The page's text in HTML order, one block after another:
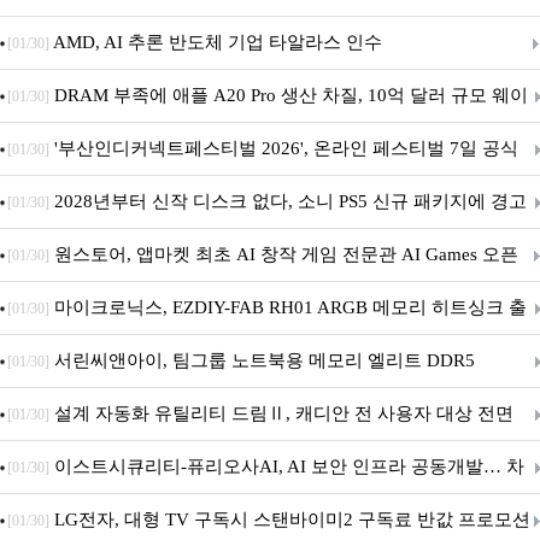
[01/30] AMD, AI 추론 반도체 기업 타알라스 인수
[01/30] DRAM 부족에 애플 A20 Pro 생산 차질, 10억 달러 규모 웨이
퍼 대기
[01/30] '부산인디커넥트페스티벌 2026', 온라인 페스티벌 7일 공식
개막... 22일간 진행
[01/30] 2028년부터 신작 디스크 없다, 소니 PS5 신규 패키지에 경고
문 추가
[01/30] 원스토어, 앱마켓 최초 AI 창작 게임 전문관 AI Games 오픈
[01/30] 마이크로닉스, EZDIY-FAB RH01 ARGB 메모리 히트싱크 출
시
[01/30] 서린씨앤아이, 팀그룹 노트북용 메모리 엘리트 DDR5
5600MHz 16GB 출시
[01/30] 설계 자동화 유틸리티 드림Ⅱ, 캐디안 전 사용자 대상 전면
무상 배포
[01/30] 이스트시큐리티-퓨리오사AI, AI 보안 인프라 공동개발… 차
세대 AI 보안 플랫폼 구축
[01/30] LG전자, 대형 TV 구독시 스탠바이미2 구독료 반값 프로모션